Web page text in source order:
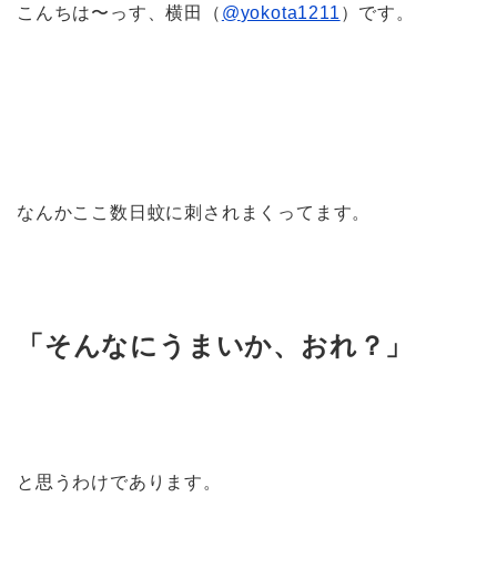
こんちは〜っす、横田（ @yokota1211 ）です。
なんかここ数日蚊に刺されまくってます。
「そんなにうまいか、おれ？」
と思うわけであります。